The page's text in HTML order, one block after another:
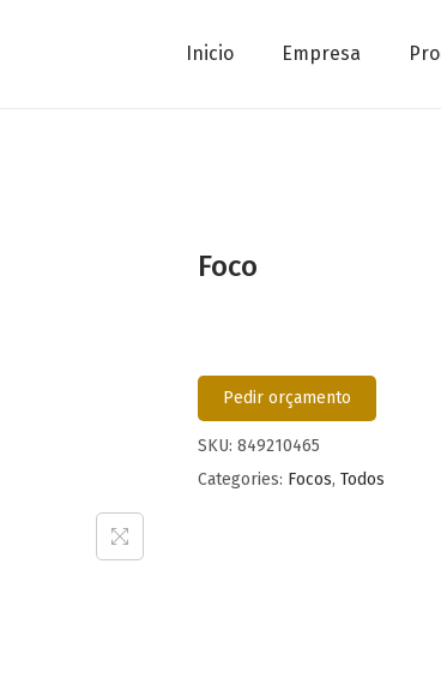
Inicio Empresa
Foco
Pedir orçamento
SKU: 849210465
Categories: Focos, Todos